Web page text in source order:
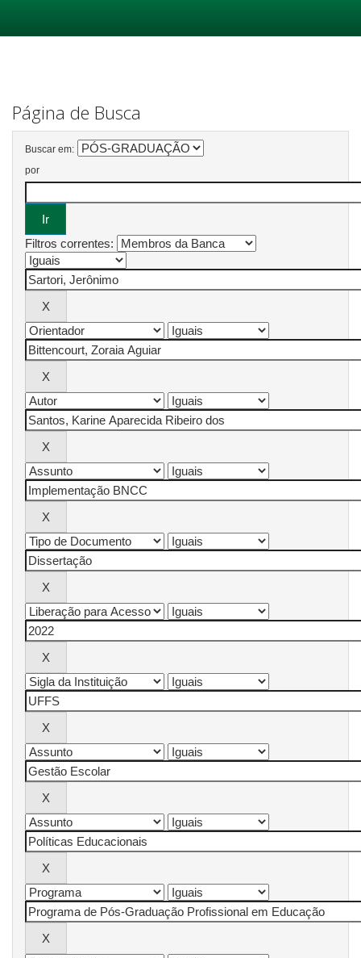
Página de Busca
Buscar em:
por
Filtros correntes: